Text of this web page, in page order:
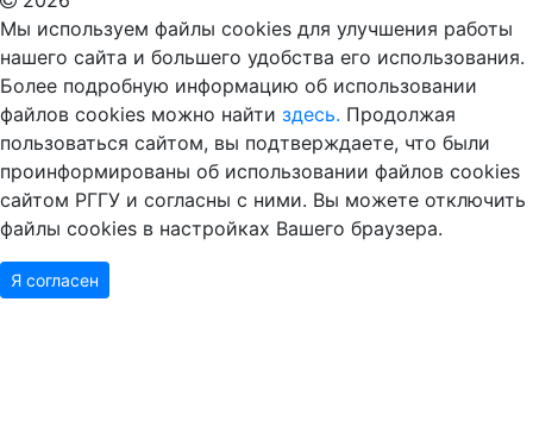
Мы используем файлы cookies для улучшения работы
нашего сайта и большего удобства его использования.
Более подробную информацию об использовании
файлов cookies можно найти здесь. Продолжая
пользоваться сайтом, вы подтверждаете, что были
проинформированы об использовании файлов cookies
сайтом РГГУ и согласны с ними. Вы можете отключить
файлы cookies в настройках Вашего браузера.
Я согласен